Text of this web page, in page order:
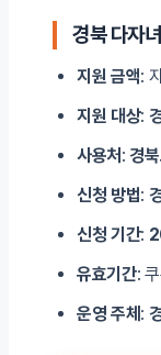
경북 다자
지원 금액:
지원 대상:
사용처 :경
신청 방법:
신청 기간:
유효기간:
운영 주체 :